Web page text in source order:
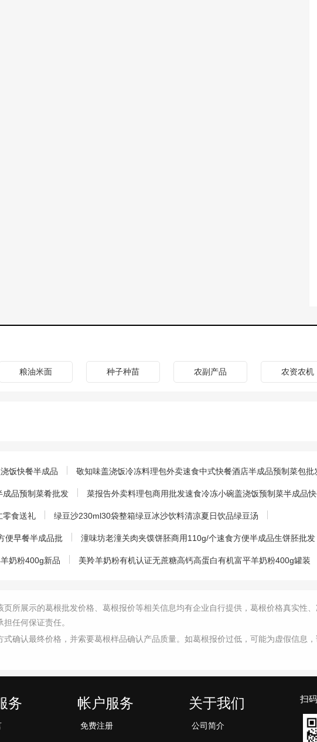
粮油米面 种子种苗 农副产品 农资农机
饭快餐半成品 敬知味盖浇饭冷冻料理包外卖速食中式快餐酒店半成品预制菜包批
品预制菜肴批发 菜报告外卖料理包商用批发速食冷冻小碗盖浇饭预制菜半成品
零食送礼 绿豆沙230ml30袋整箱绿豆冰沙饮料清凉夏日饮品绿豆汤
便早餐半成品批 潼味坊老潼关肉夹馍饼胚商用110g/个速食方便半成品生饼胚批发
奶粉400g新品 美羚羊奶粉有机认证无蔗糖高钙高蛋白有机富平羊奶粉400g罐装
页所展示的葛根批发价格、葛根报价等相关信息均有企业自行提供，葛根价格真实性
任何保证责任。
式确认最终价格，并索要葛根样品确认产品质量。如葛根报价过低，可能为虚假信息
务 帐户服务
免费注册
关于我们
公司简介
扫